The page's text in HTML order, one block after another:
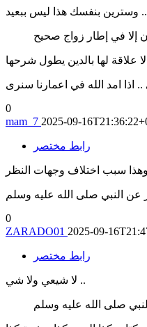
إلا في إطار زواج صحيح
0
mam_7 2025-09-
رابط مختصر
سبب اختلاف وجهات النظر
عن النبي صلى الله عليه وسلم
0
ZARADO01 2025-09-
رابط مختصر
لا شيعي ولا شي ..
صلى الله عليه وسلم